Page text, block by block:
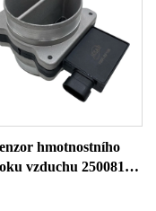
hmotnostního
vzduchu 25008176